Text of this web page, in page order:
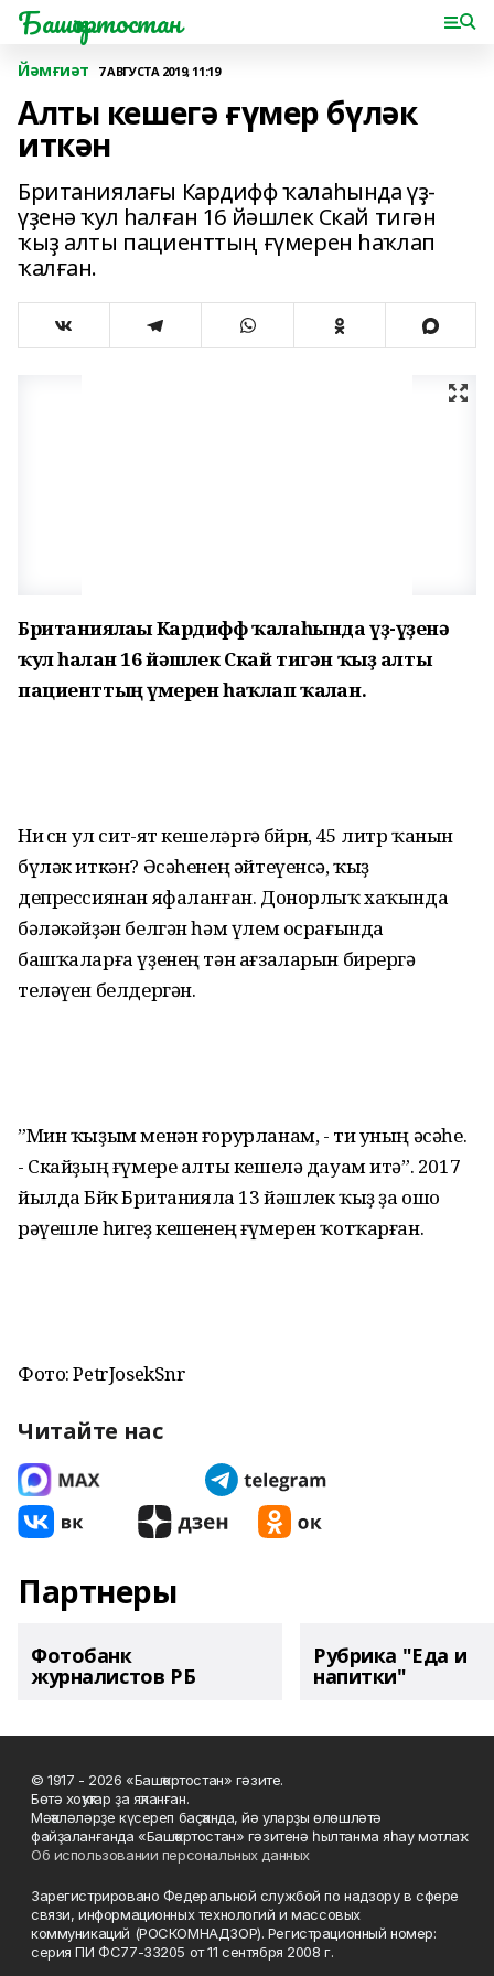
Башҡортостан
Йәмғиәт 7 АВГУСТА 2019, 11:19
Алты кешегә ғүмер бүләк
иткән
Британиялағы Кардифф ҡалаһында үҙ-
үҙенә ҡул һалған 16 йәшлек Скай тигән
ҡыҙ алты пациенттың ғүмерен һаҡлап
ҡалған.
Британиялағы Кардифф ҡалаһында үҙ-үҙенә
ҡул һалған 16 йәшлек Скай тигән ҡыҙ алты
пациенттың ғүмерен һаҡлап ҡалған.
Ни өсөн ул сит-ят кешеләргә бөйөрөн, 45 литр ҡанын
бүләк иткән? Әсәһенең әйтеүенсә, ҡыҙ
депрессиянан яфаланған. Донорлыҡ хаҡында
бәләкәйҙән белгән һәм үлем осрағында
башҡаларға үҙенең тән ағзаларын бирергә
теләүен белдергән.
”Мин ҡыҙым менән ғорурланам, - ти уның әсәһе.
- Скайҙың ғүмере алты кешелә дауам итә”. 2017
йылда Бөйөк Британияла 13 йәшлек ҡыҙ ҙа ошо
рәүешле һигеҙ кешенең ғүмерен ҡотҡарған.
Фото: PetrJosekSnr
Читайте нас
Партнеры
Фотобанк
журналистов РБ
Рубрика "Еда и
напитки"
© 1917 - 2026 «Башҡортостан» гәзите.
Бөтә хоҡуҡтар ҙа яҡланған.
Мәҡәләләрҙе күсереп баҫҡанда, йә уларҙы өлөшләтә
файҙаланғанда «Башҡортостан» гәзитенә һылтанма яһау мотлаҡ.
Об использовании персональных данных
Зарегистрировано Федеральной службой по надзору в сфере
связи, информационных технологий и массовых
коммуникаций (РОСКОМНАДЗОР). Регистрационный номер:
серия ПИ ФС77-33205 от 11 сентября 2008 г.